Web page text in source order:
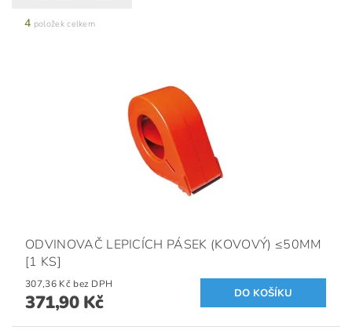
4 položek celkem
ODVINOVAČ LEPICÍCH PÁSEK (KOVOVÝ) ≤50MM
[1 KS]
307,36 Kč bez DPH
371,90 Kč